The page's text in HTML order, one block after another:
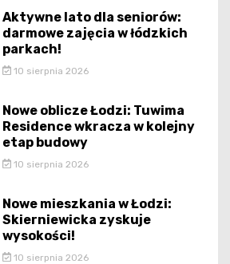
Aktywne lato dla seniorów:
darmowe zajęcia w łódzkich
parkach!
10 sierpnia 2026
Nowe oblicze Łodzi: Tuwima
Residence wkracza w kolejny
etap budowy
10 sierpnia 2026
Nowe mieszkania w Łodzi:
Skierniewicka zyskuje
wysokości!
10 sierpnia 2026